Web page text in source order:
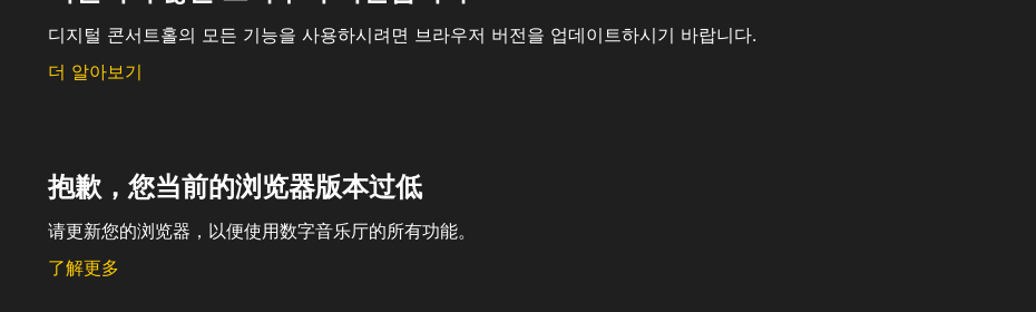
디지털 콘서트홀의 모든 기능을 사용하시려면 브라우저 버전을 업데이트하시기 바랍니다.
더 알아보기
抱歉，您当前的浏览器版本过低
请更新您的浏览器，以便使用数字音乐厅的所有功能。
了解更多